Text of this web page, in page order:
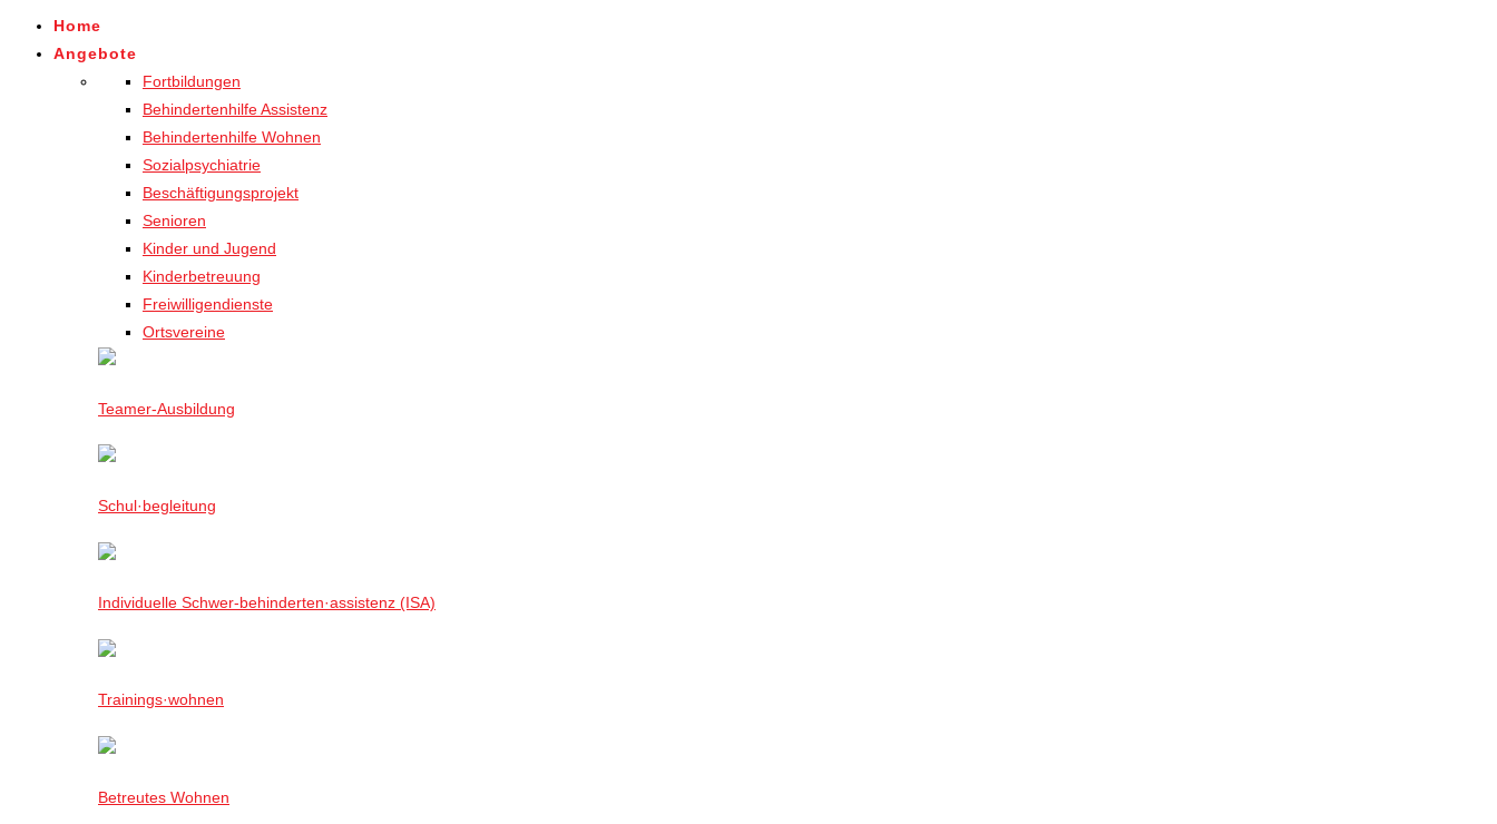
Home
Angebote
Fortbildungen
Behindertenhilfe Assistenz
Behindertenhilfe Wohnen
Sozialpsychiatrie
Beschäftigungsprojekt
Senioren
Kinder und Jugend
Kinderbetreuung
Freiwilligendienste
Ortsvereine
Teamer-Ausbildung
Schul·begleitung
Individuelle Schwer-behinderten·assistenz (ISA)
Trainings·wohnen
Betreutes Wohnen